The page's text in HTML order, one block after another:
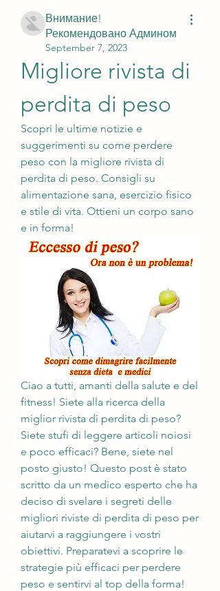
Внимание!
Рекомендовано Админом
September 7, 2023
Migliore rivista di
perdita di peso
Scopri le ultime notizie e
suggerimenti su come perdere
peso con la migliore rivista di
perdita di peso. Consigli su
alimentazione sana, esercizio fisico
e stile di vita. Ottieni un corpo sano
e in forma!
Ciao a tutti, amanti della salute e del
fitness! Siete alla ricerca della
miglior rivista di perdita di peso?
Siete stufi di leggere articoli noiosi
e poco efficaci? Bene, siete nel
posto giusto! Questo post è stato
scritto da un medico esperto che ha
deciso di svelare i segreti delle
migliori riviste di perdita di peso per
aiutarvi a raggiungere i vostri
obiettivi. Preparatevi a scoprire le
strategie più efficaci per perdere
peso e sentirvi al top della forma!